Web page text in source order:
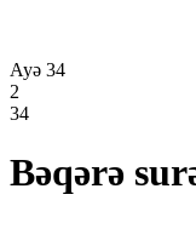
Ayə 34
2
34
Bəqərə